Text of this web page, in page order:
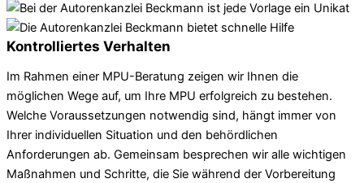
Kontrolliertes Verhalten
Im Rahmen einer MPU-Beratung zeigen wir Ihnen die
möglichen Wege auf, um Ihre MPU erfolgreich zu bestehen.
Welche Voraussetzungen notwendig sind, hängt immer von
Ihrer individuellen Situation und den behördlichen
Anforderungen ab. Gemeinsam besprechen wir alle wichtigen
Maßnahmen und Schritte, die Sie während der Vorbereitung